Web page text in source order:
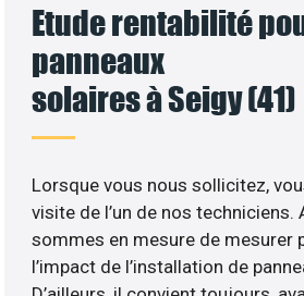
Etude rentabilité
panneaux
solaires à Seigy (41)
Lorsque vous nous sollicitez,
visite de l’un de nos techniciens.
sommes en mesure de mesurer
l’impact de l’installation de